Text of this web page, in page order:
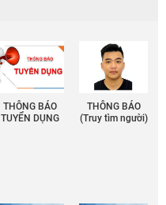
THÔNG BÁO
TUYỂN DỤNG
THÔNG BÁO
(Truy tìm người)